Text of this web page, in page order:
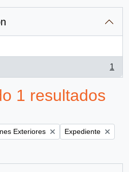
1
1 resultados
Exteriores Remove filter:
Expediente